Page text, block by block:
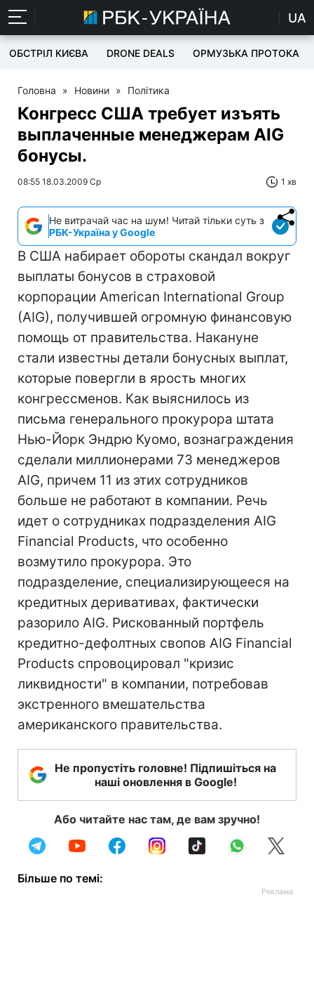
UA
ОБСТРІЛ КИЄВА DRONE DEALS ОРМУЗЬКА ПРОТОКА
Головна » Новини » Політика
Конгресс США требует изъять
выплаченные менеджерам AIG
бонусы.
08:55 18.03.2009 Ср 1 хв
Не витрачай час на шум! Читай тільки суть з
РБК-Україна у Google
В США набирает обороты скандал вокруг
выплаты бонусов в страховой
корпорации American International Group
(AIG), получившей огромную финансовую
помощь от правительства. Накануне
стали известны детали бонусных выплат,
которые повергли в ярость многих
конгрессменов. Как выяснилось из
письма генерального прокурора штата
Нью-Йорк Эндрю Куомо, вознаграждения
сделали миллионерами 73 менеджеров
AIG, причем 11 из этих сотрудников
больше не работают в компании. Речь
идет о сотрудниках подразделения AIG
Financial Products, что особенно
возмутило прокурора. Это
подразделение, специализирующееся на
кредитных деривативах, фактически
разорило AIG. Рискованный портфель
кредитно-дефолтных свопов AIG Financial
Products спровоцировал "кризис
ликвидности" в компании, потребовав
экстренного вмешательства
американского правительства.
Не пропустіть головне! Підпишіться на
наші оновлення в Google!
Або читайте нас там, де вам зручно!
Більше по темі: